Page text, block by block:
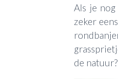
Als je
zeker
de natuur?